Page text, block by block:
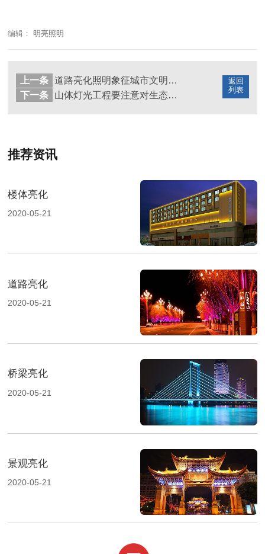
编辑：明亮照明
返回
列表
上一条
道路亮化照明象征城市文明的发展程度
下一条
山体灯光工程要注意对生态的保护
推荐资讯
楼体亮化
2020-05-21
道路亮化
2020-05-21
桥梁亮化
2020-05-21
景观亮化
2020-05-21